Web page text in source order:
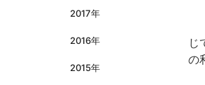
2017年
2016年
2015年
じ
の